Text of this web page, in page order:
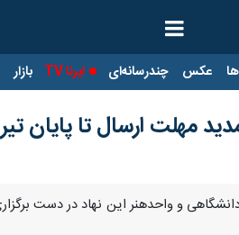
عکس چندرسانه‌ای ایرنا TV بازار
مهلت ارسال تا پایان تیر